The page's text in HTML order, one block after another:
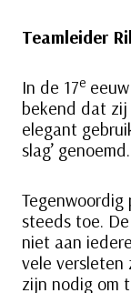
Teamleider
In de 17e
bekend dat zij
elegant
slag’ genoemd.
Tegenwoordig
steeds toe.
niet aan
vele versleten
zijn nodig om